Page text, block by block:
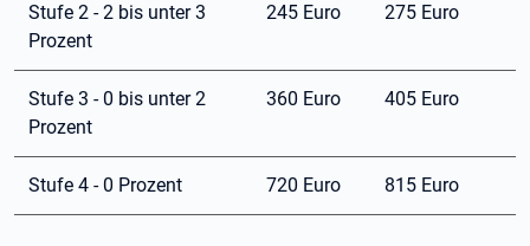
Stufe 2 - 2 bis unter 3
Prozent
245 Euro 275 Euro
Stufe 3 - 0 bis unter 2
Prozent
360 Euro 405 Euro
Stufe 4 - 0 Prozent 720 Euro 815 Euro